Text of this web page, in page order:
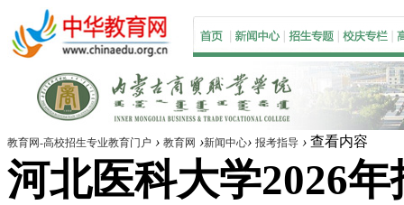
教育网-高校招生专业教育门户 › 教育网 ›新闻中心› 报考指导 › 查看内容
河北医科大学2026年